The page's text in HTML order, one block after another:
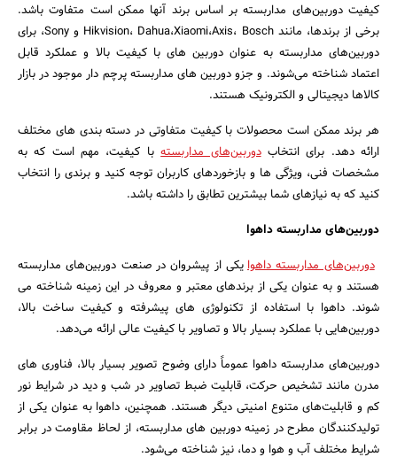
جستجو
کیفیت دوربین‌های مداربسته بر اساس برند آنها ممکن است متفاوت باشد.
برخی از برندها، مانند Hikvision، Dahua،Xiaomi،Axis، Bosch و Sony، برای
دوربین‌های مداربسته به عنوان دوربین های با کیفیت بالا و عملکرد قابل
اعتماد شناخته می‌شوند. و جزو دوربین های مداربسته پرچم دار موجود در بازار
کالاها دیجیتالی و الکترونیک هستند.
هر برند ممکن است محصولات با کیفیت متفاوتی در دسته ‌بندی ‌های مختلف
ارائه دهد. برای انتخابدوربین‌های مداربستهبا کیفیت، مهم است که به
مشخصات فنی، ویژگی‌ ها و بازخوردهای کاربران توجه کنید و برندی را انتخاب
کنید که به نیازهای شما بیشترین تطابق را داشته باشد.
دوربین‌های مداربسته داهوا
دوربین‌های مداربسته داهوایکی از پیشروان در صنعت دوربین‌های مداربسته
هستند و به عنوان یکی از برندهای معتبر و معروف در این زمینه شناخته می
‌شوند. داهوا با استفاده از تکنولوژی‌ های پیشرفته و کیفیت ساخت بالا،
دوربین‌هایی با عملکرد بسیار بالا و تصاویر با کیفیت عالی ارائه می‌دهد.
دوربین‌های مداربسته داهوا عموماً دارای وضوح تصویر بسیار بالا، فناوری های
مدرن مانند تشخیص حرکت، قابلیت ضبط تصاویر در شب و دید در شرایط نور
کم و قابلیت‌های متنوع امنیتی دیگر هستند. همچنین، داهوا به عنوان یکی از
تولیدکنندگان مطرح در زمینه دوربین ‌های مداربسته، از لحاظ مقاومت در برابر
شرایط مختلف آب و هوا و دما، نیز شناخته می‌شود.